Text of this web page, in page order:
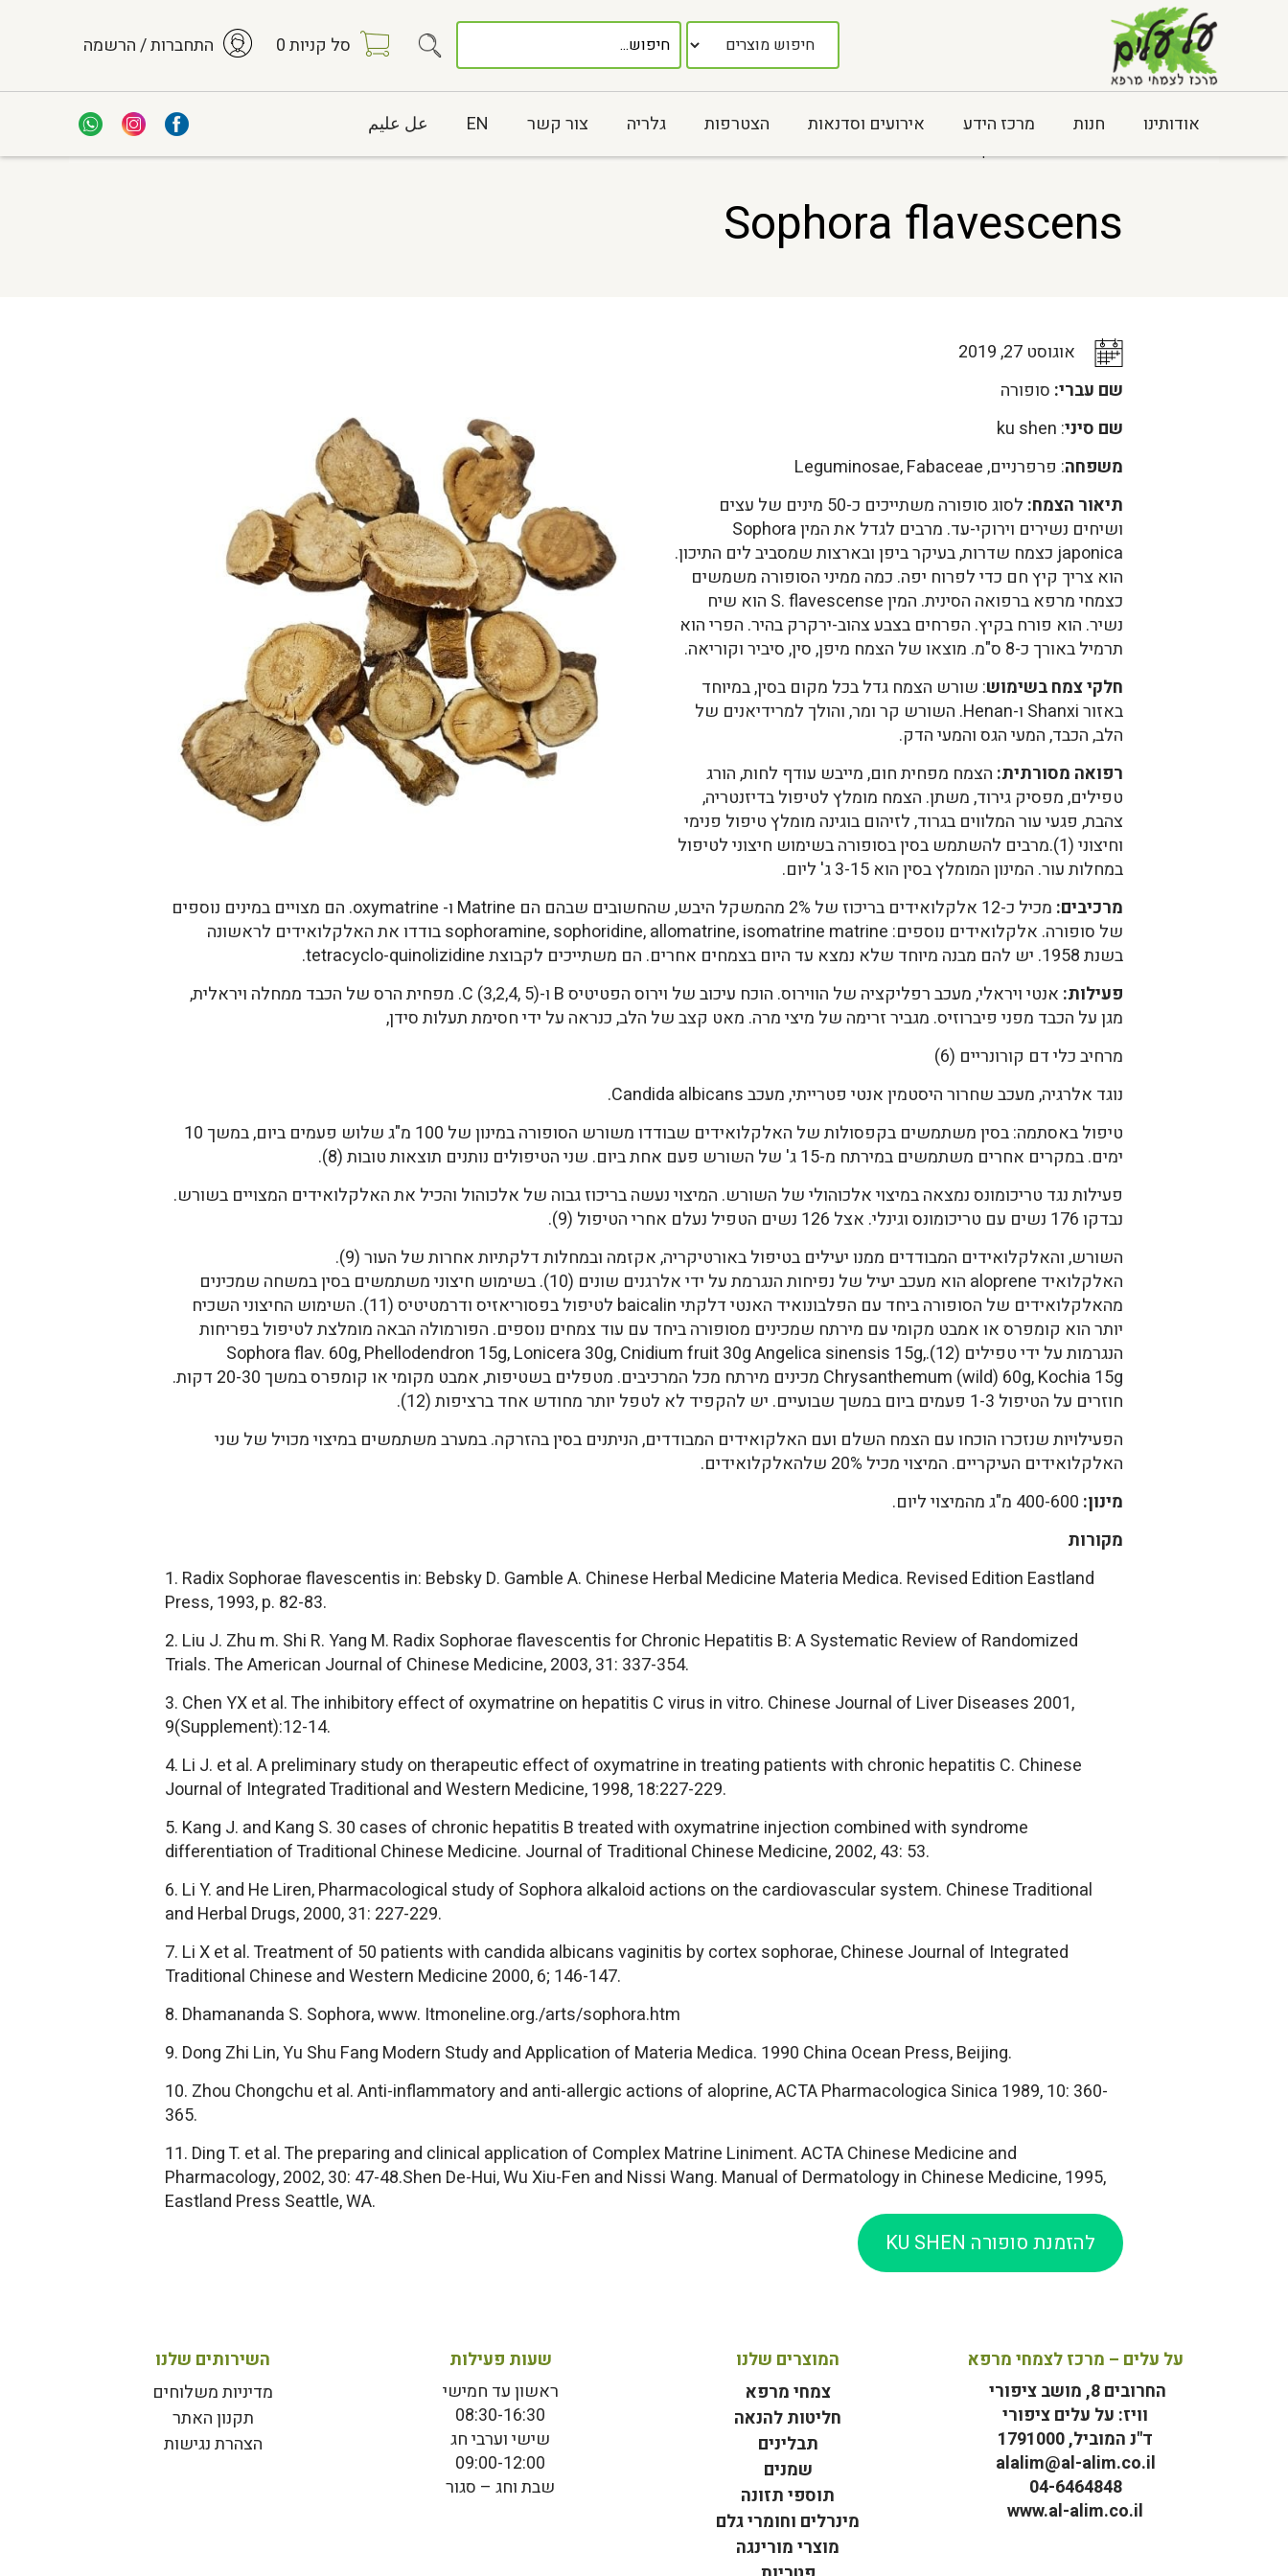
סל קניות0 התחברות / הרשמה
אודותינו חנות מרכז הידע אירועים וסדנאות הצטרפות גלריה צור קשר EN عل عليم
Sophora flavescens
אוגוסט 27, 2019
שם עברי: סופורה
שם סיני: ku shen
משפחה: פרפרניים, Leguminosae, Fabaceae
תיאור הצמח:
לסוג סופורה משתייכים כ-50 מינים של עצים
ושיחים נשירים וירוקי-עד. מרבים לגדל את המין Sophora
japonica כצמח שדרות, בעיקר ביפן ובארצות שמסביב לים התיכון.
הוא צריך קיץ חם כדי לפרוח יפה. כמה ממיני הסופורה משמשים
כצמחי מרפא ברפואה הסינית. המין S. flavescense הוא שיח
נשיר. הוא פורח בקיץ. הפרחים בצבע צהוב-ירקרק בהיר. הפרי הוא
תרמיל באורך כ-8 ס"מ. מוצאו של הצמח מיפן, סין, סיביר וקוריאה.
חלקי צמח בשימוש: שורש הצמח גדל בכל מקום בסין, במיוחד
באזור Shanxi ו-Henan. השורש קר ומר, והולך למרידיאנים של
הלב, הכבד, המעי הגס והמעי הדק.
רפואה מסורתית: הצמח מפחית חום, מייבש עודף לחות, הורג
טפילים, מפסיק גירוד, משתן. הצמח מומלץ לטיפול בדיזנטריה,
צהבת, פגעי עור המלווים בגרוד, לזיהום בוגינה מומלץ טיפול פנימי
וחיצוני (1).מרבים להשתמש בסין בסופורה בשימוש חיצוני לטיפול
במחלות עור. המינון המומלץ בסין הוא 3-15 ג' ליום.
מרכיבים:
מכיל כ-12 אלקלואידים בריכוז של 2% מהמשקל היבש, שהחשובים שבהם הם Matrine ו- oxymatrine. הם מצויים במינים נוספים
של סופורה. אלקלואידים נוספים: sophoramine, sophoridine, allomatrine, isomatrine matrine בודדו את האלקלואידים לראשונה
בשנת 1958. יש להם מבנה מיוחד שלא נמצא עד היום בצמחים אחרים. הם משתייכים לקבוצת tetracyclo-quinolizidine.
פעילות:
אנטי ויראלי, מעכב רפליקציה של הווירוס. הוכח עיכוב של וירוס הפטיטיס B ו-C (3,2,4, 5). מפחית הרס של הכבד ממחלה ויראלית,
מגן על הכבד מפני פיברוזיס. מגביר זרימה של מיצי מרה. מאט קצב של הלב, כנראה על ידי חסימת תעלות סידן,
מרחיב כלי דם קורונריים (6)
נוגד אלרגיה, מעכב שחרור היסטמין אנטי פטרייתי, מעכב Candida albicans.
טיפול באסתמה: בסין משתמשים בקפסולות של האלקלואידים שבודדו משורש הסופורה במינון של 100 מ"ג שלוש פעמים ביום, במשך 10
ימים. במקרים אחרים משתמשים במירתח מ-15 ג' של השורש פעם אחת ביום. שני הטיפולים נותנים תוצאות טובות (8).
פעילות נגד טריכומונס נמצאה במיצוי אלכוהולי של השורש. המיצוי נעשה בריכוז גבוה של אלכוהול והכיל את האלקלואידים המצויים בשורש.
נבדקו 176 נשים עם טריכומונס וגינלי. אצל 126 נשים הטפיל נעלם אחרי הטיפול (9).
השורש, והאלקלואידים המבודדים ממנו יעילים בטיפול באורטיקריה, אקזמה ובמחלות דלקתיות אחרות של העור (9).
האלקלואיד aloprene הוא מעכב יעיל של נפיחות הנגרמת על ידי אלרגנים שונים (10). בשימוש חיצוני משתמשים בסין במשחה שמכינים
מהאלקלואידים של הסופורה ביחד עם הפלבונואיד האנטי דלקתי baicalin לטיפול בפסוריאזיס ודרמטיטיס (11). השימוש החיצוני השכיח
יותר הוא קומפרס או אמבט מקומי עם מירתח שמכינים מסופורה ביחד עם עוד צמחים נוספים. הפורמולה הבאה מומלצת לטיפול בפריחות
הנגרמות על ידי טפילים (12).Sophora flav. 60g, Phellodendron 15g, Lonicera 30g, Cnidium fruit 30g Angelica sinensis 15g,
Chrysanthemum (wild) 60g, Kochia 15g מכינים מירתח מכל המרכיבים. מטפלים בשטיפות, אמבט מקומי או קומפרס במשך 20-30 דקות.
חוזרים על הטיפול 1-3 פעמים ביום במשך שבועיים. יש להקפיד לא לטפל יותר מחודש אחד ברציפות (12).
הפעילויות שנזכרו הוכחו עם הצמח השלם ועם האלקואידים המבודדים, הניתנים בסין בהזרקה. במערב משתמשים במיצוי מכויל של שני
האלקלואידים העיקריים. המיצוי מכיל 20% שלהאלקלואידים.
מינון:
מקורות
1. Radix Sophorae flavescentis in: Bebsky D. Gamble A. Chinese Herbal Medicine Materia Medica. Revised Edition Eastland
Press, 1993, p. 82-83.
2. Liu J. Zhu m. Shi R. Yang M. Radix Sophorae flavescentis for Chronic Hepatitis B: A Systematic Review of Randomized
Trials. The American Journal of Chinese Medicine, 2003, 31: 337-354.
3. Chen YX et al. The inhibitory effect of oxymatrine on hepatitis C virus in vitro. Chinese Journal of Liver Diseases 2001,
9(Supplement):12-14.
4. Li J. et al. A preliminary study on therapeutic effect of oxymatrine in treating patients with chronic hepatitis C. Chinese
Journal of Integrated Traditional and Western Medicine, 1998, 18:227-229.
5. Kang J. and Kang S. 30 cases of chronic hepatitis B treated with oxymatrine injection combined with syndrome
differentiation of Traditional Chinese Medicine. Journal of Traditional Chinese Medicine, 2002, 43: 53.
6. Li Y. and He Liren, Pharmacological study of Sophora alkaloid actions on the cardiovascular system. Chinese Traditional
and Herbal Drugs, 2000, 31: 227-229.
7. Li X et al. Treatment of 50 patients with candida albicans vaginitis by cortex sophorae, Chinese Journal of Integrated
Traditional Chinese and Western Medicine 2000, 6; 146-147.
8. Dhamananda S. Sophora, www. Itmoneline.org./arts/sophora.htm
9. Dong Zhi Lin, Yu Shu Fang Modern Study and Application of Materia Medica. 1990 China Ocean Press, Beijing.
10. Zhou Chongchu et al. Anti-inflammatory and anti-allergic actions of aloprine, ACTA Pharmacologica Sinica 1989, 10: 360-
365.
11. Ding T. et al. The preparing and clinical application of Complex Matrine Liniment. ACTA Chinese Medicine and
Pharmacology, 2002, 30: 47-48.Shen De-Hui, Wu Xiu-Fen and Nissi Wang. Manual of Dermatology in Chinese Medicine, 1995,
Eastland Press Seattle, WA.
להזמנת סופורה KU SHEN
על עלים – מרכז לצמחי מרפא
החרובים 8, מושב ציפורי
וויז: על עלים ציפורי
ד"נ המוביל, 1791000
alalim@al-alim.co.il
04-6464848
www.al-alim.co.il
המוצרים שלנו
צמחי מרפא
חליטות להנאה
תבלינים
שמנים
תוספי תזונה
מינרלים וחומרי גלם
מוצרי מורינגה
שעות פעילות
ראשון עד חמישי
08:30-16:30
שישי וערבי חג
09:00-12:00
שבת וחג – סגור
השירותים שלנו
מדיניות משלוחים
תקנון האתר
הצהרת נגישות